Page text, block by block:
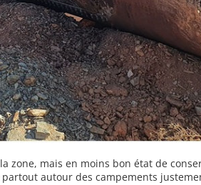
zone, mais en moins bon état de
autour des campements